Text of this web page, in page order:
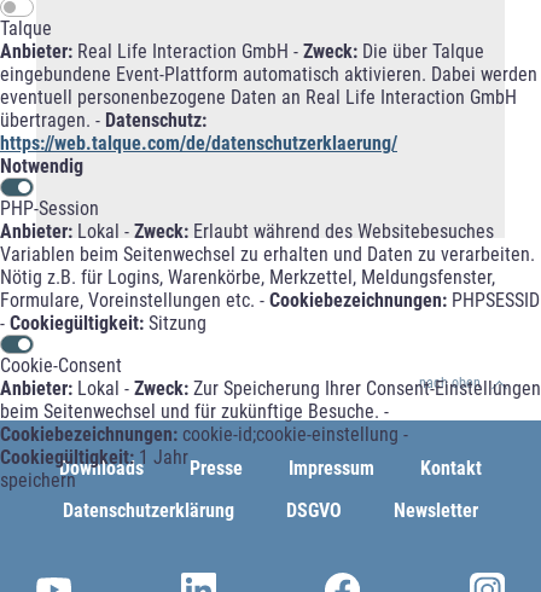
Talque
Anbieter: Real Life Interaction GmbH - Zweck: Die über Talque
eingebundene Event-Plattform automatisch aktivieren. Dabei werden
eventuell personenbezogene Daten an Real Life Interaction GmbH
übertragen. - Datenschutz:
https://web.talque.com/de/datenschutzerklaerung/
Notwendig
PHP-Session
Anbieter: Lokal - Zweck: Erlaubt während des Websitebesuches
Variablen beim Seitenwechsel zu erhalten und Daten zu verarbeiten.
Nötig z.B. für Logins, Warenkörbe, Merkzettel, Meldungsfenster,
Formulare, Voreinstellungen etc. - Cookiebezeichnungen: PHPSESSID
- Cookiegültigkeit: Sitzung
Cookie-Consent
Anbieter: Lokal - Zweck: Zur Speicherung Ihrer Consent-Einstellungen
beim Seitenwechsel und für zukünftige Besuche. -
Cookiebezeichnungen: cookie-id;cookie-einstellung -
Cookiegültigkeit: 1 Jahr
speichern
nach oben
Downloads Presse Impressum
Kontakt
Datenschutzerklärung
DSGVO Newsletter